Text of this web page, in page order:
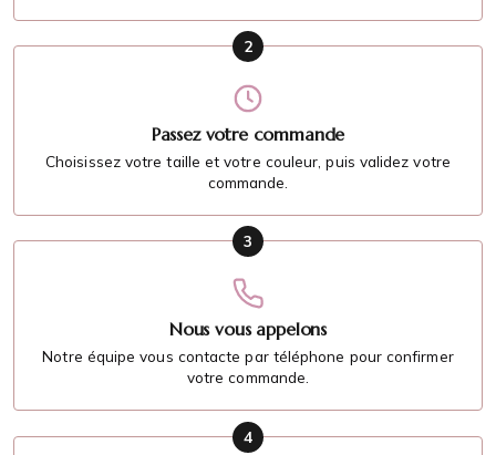
2
Passez votre commande
Choisissez votre taille et votre couleur, puis validez votre
commande.
3
Nous vous appelons
Notre équipe vous contacte par téléphone pour confirmer
votre commande.
4